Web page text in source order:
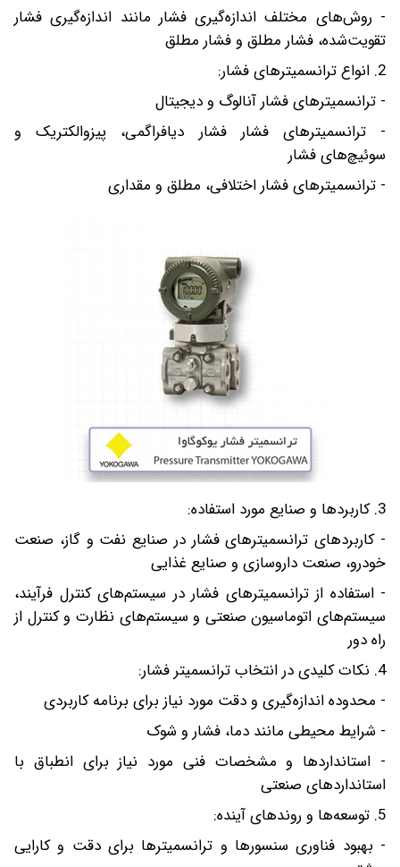
- روش‌های مختلف اندازه‌گیری فشار مانند اندازه‌گیری فشار
تقویت‌شده، فشار مطلق و فشار مطلق
2. انواع ترانسمیترهای فشار:
- ترانسمیترهای فشار آنالوگ و دیجیتال
- ترانسمیترهای فشار فشار دیافراگمی، پیزوالکتریک و
سوئیچ‌های فشار
- ترانسمیترهای فشار اختلافی، مطلق و مقداری
3. کاربردها و صنایع مورد استفاده:
- کاربردهای ترانسمیترهای فشار در صنایع نفت و گاز، صنعت
خودرو، صنعت داروسازی و صنایع غذایی
- استفاده از ترانسمیترهای فشار در سیستم‌های کنترل فرآیند،
سیستم‌های اتوماسیون صنعتی و سیستم‌های نظارت و کنترل از
راه دور
4. نکات کلیدی در انتخاب ترانسمیتر فشار:
- محدوده اندازه‌گیری و دقت مورد نیاز برای برنامه کاربردی
- شرایط محیطی مانند دما، فشار و شوک
- استانداردها و مشخصات فنی مورد نیاز برای انطباق با
استانداردهای صنعتی
5. توسعه‌ها و روند‌های آینده:
- بهبود فناوری سنسورها و ترانسمیترها برای دقت و کارایی